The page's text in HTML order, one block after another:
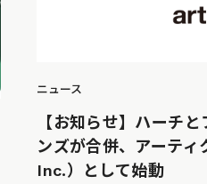
ニュース
【お知らせ】ハーチ
ンズが合併、アーテ
Inc.）として始動